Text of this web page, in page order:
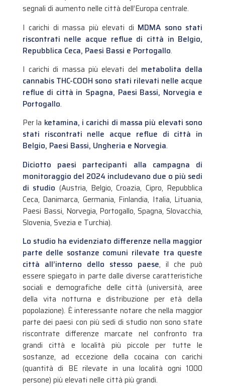
segnali di aumento nelle città dell’Europa centrale.
I carichi di massa più elevati di MDMA sono stati
riscontrati nelle acque reflue di città in Belgio,
Repubblica Ceca, Paesi Bassi e Portogallo.
I carichi di massa più elevati del metabolita della
cannabis THC-COOH sono stati rilevati nelle acque
reflue di città in Spagna, Paesi Bassi, Norvegia e
Portogallo.
Per la ketamina, i carichi di massa più elevati sono
stati riscontrati nelle acque reflue di città in
Belgio, Paesi Bassi, Ungheria e Norvegia.
Diciotto paesi partecipanti alla campagna di
monitoraggio del 2024 includevano due o più sedi
di studio (Austria, Belgio, Croazia, Cipro, Repubblica
Ceca, Danimarca, Germania, Finlandia, Italia, Lituania,
Paesi Bassi, Norvegia, Portogallo, Spagna, Slovacchia,
Slovenia, Svezia e Turchia).
Lo studio ha evidenziato differenze nella maggior
parte delle sostanze comuni rilevate tra queste
città all’interno dello stesso paese, il che può
essere spiegato in parte dalle diverse caratteristiche
sociali e demografiche delle città (università, aree
della vita notturna e distribuzione per età della
popolazione). È interessante notare che nella maggior
parte dei paesi con più sedi di studio non sono state
riscontrate differenze marcate nel confronto tra
grandi città e località più piccole per tutte le
sostanze, ad eccezione della cocaina con carichi
(quantità di BE rilevate in una località ogni 1000
persone) più elevati nelle città più grandi.